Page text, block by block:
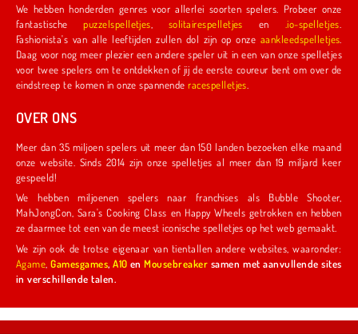
We hebben honderden genres voor allerlei soorten spelers. Probeer onze
fantastischepuzzelspelletjes solitairespelletjes en .io-spelletjes
Fashionista's van alle leeftijden zullen dol zijn op onze aankleedspelletjes
Daag voor nog meer plezier een andere speler uit in een van onze spelletjes
voor twee spelers om te ontdekken of jij de eerste coureur bent om over de
eindstreep te komen in onze spannenderacespelletjes
OVER ONS
Meer dan 35 miljoen spelers uit meer dan 150 landen bezoeken elke maand
onze website. Sinds 2014 zijn onze spelletjes al meer dan 19 miljard keer
gespeeld!
We hebben miljoenen spelers naar franchises als Bubble Shooter,
MahJongCon, Sara's Cooking Class en Happy Wheels getrokken en hebben
ze daarmee tot een van de meest iconische spelletjes op het web gemaakt.
We zijn ook de trotse eigenaar van tientallen andere websites, waaronder:
Agame ,Gamesgames,A10 enMousebreaker samen met aanvullende sites
in verschillende talen.